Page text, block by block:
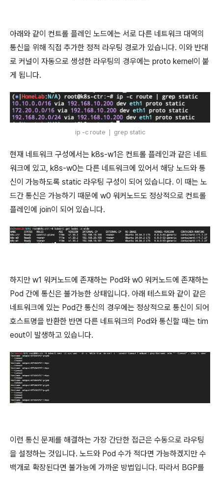
아래와 같이 컨트롤 플레인 노드에는 서로 다른 네트워크 대역의
통신을 위해 직접 추가한 정적 라우팅 경로가 있습니다. 이와 반대
로 커널이 자동으로 생성한 라우팅의 경우에는 proto kernel이 붙
게 됩니다.
ip -c route ❘ grep static
현재 네트워크 구성에서는 k8s-w1은 컨트롤 플레인과 같은 네트
워크에 있고, k8s-w0는 다른 네트워크에 있어서 해당 노드와 통
신이 가능하도록 static 라우팅 구성이 되어 있습니다. 이 때는 노
드간 통신은 가능하기 때문에 w0 워커노드도 정상적으로 컨트롤
플레인에 join이 되어 있습니다.
하지만 w1 워커노드에 존재하는 Pod와 w0 워커노드에 존재하는
Pod 간에 통신은 불가능한 상태입니다. 아래 테스트와 같이 같은
네트워크에 있는 Pod간 통신의 경우에는 정상적으로 통신이 되어
호스트명을 반환한 반면 다른 네트워크의 Pod와 통신할 때는 tim
eout이 발생하고 있습니다.
이런 통신 문제를 해결하는 가장 간단한 접근은 수동으로 라우팅
을 설정하는 것입니다. 노드와 Pod 수가 적다면 가능하겠지만 수
백개로 확장된다면 불가능에 가까운 방법입니다. 따라서 BGP를